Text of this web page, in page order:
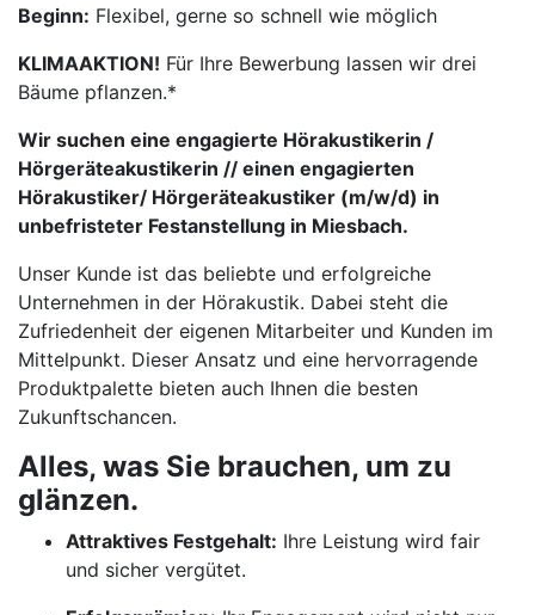
Beginn: Flexibel, gerne so schnell wie möglich
KLIMAAKTION! Für Ihre Bewerbung lassen wir drei
Bäume pflanzen.*
Wir suchen eine engagierte Hörakustikerin /
Hörgeräteakustikerin // einen engagierten
Hörakustiker/ Hörgeräteakustiker (m/w/d) in
unbefristeter Festanstellung in Miesbach.
Unser Kunde ist das beliebte und erfolgreiche
Unternehmen in der Hörakustik. Dabei steht die
Zufriedenheit der eigenen Mitarbeiter und Kunden im
Mittelpunkt. Dieser Ansatz und eine hervorragende
Produktpalette bieten auch Ihnen die besten
Zukunftschancen.
Alles, was Sie brauchen, um zu
glänzen.
Attraktives Festgehalt: Ihre Leistung wird fair
und sicher vergütet.